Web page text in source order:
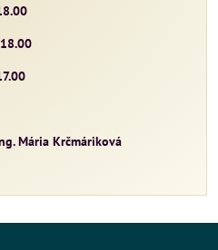
Mária Krčmáriková